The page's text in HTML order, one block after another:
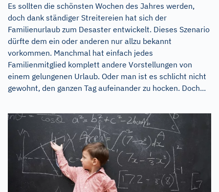
Es sollten die schönsten Wochen des Jahres werden,
doch dank ständiger Streitereien hat sich der
Familienurlaub zum Desaster entwickelt. Dieses Szenario
dürfte dem ein oder anderen nur allzu bekannt
vorkommen. Manchmal hat einfach jedes
Familienmitglied komplett andere Vorstellungen von
einem gelungenen Urlaub. Oder man ist es schlicht nicht
gewohnt, den ganzen Tag aufeinander zu hocken. Doch...